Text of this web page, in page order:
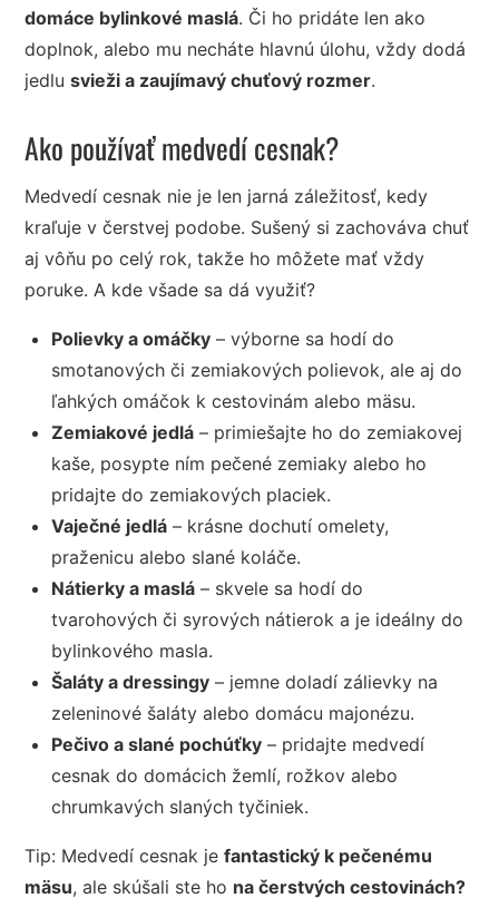
domáce bylinkové maslá. Či ho pridáte len ako
doplnok, alebo mu necháte hlavnú úlohu, vždy dodá
jedlusvieži a zaujímavý chuťový rozmer.
Ako používať medvedí cesnak?
Medvedí cesnak nie je len jarná záležitosť, kedy
kraľuje v čerstvej podobe. Sušený si zachováva chuť
aj vôňu po celý rok, takže ho môžete mať vždy
poruke. A kde všade sa dá využiť?
Polievky a omáčky – výborne sa hodí do
smotanových či zemiakových polievok, ale aj do
ľahkých omáčok k cestovinám alebo mäsu.
Zemiakové jedlá – primiešajte ho do zemiakovej
kaše, posypte ním pečené zemiaky alebo ho
pridajte do zemiakových placiek.
Vaječné jedlá – krásne dochutí omelety,
praženicu alebo slané koláče.
Nátierky a maslá – skvele sa hodí do
tvarohových či syrových nátierok a je ideálny do
bylinkového masla.
Šaláty a dressingy – jemne doladí zálievky na
zeleninové šaláty alebo domácu majonézu.
Pečivo a slané pochúťky – pridajte medvedí
cesnak do domácich žemlí, rožkov alebo
chrumkavých slaných tyčiniek.
Tip: Medvedí cesnak jefantastický k pečenému
mäsu, ale skúšali ste ho na čerstvých cestovinách?